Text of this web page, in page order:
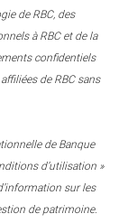
de RBC, des
à RBC et de la
confidentiels
de RBC sans
de Banque
d’utilisation »
sur les
de patrimoine.